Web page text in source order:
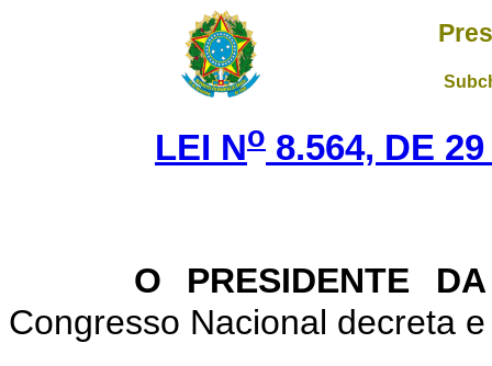
LEI No 8.564, DE
O PRESIDENTE
Congresso Nacional decreta